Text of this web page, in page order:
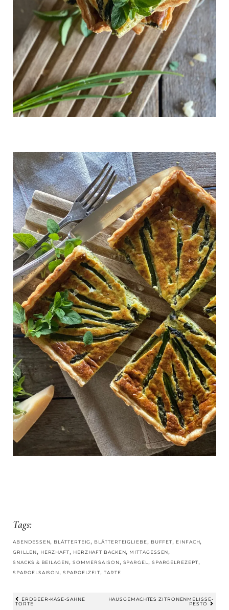
Tags:
ABENDESSEN, BLÄTTERTEIG, BLÄTTERTEIGLIEBE , BUFFET, EINFACH,
GRILLEN, HERZHAFT, HERZHAFT BACKEN, MITTAGESSEN,
SNACKS & BEILAGEN, SOMMERSAISON, SPARGEL , SPARGELREZEPT,
SPARGELSAISON,SPARGELZEIT,TARTE
ERDBEER-KÄSE-SAHNE
TORTE
HAUSGEMACHTES ZITRONENMELISSE-
PESTO